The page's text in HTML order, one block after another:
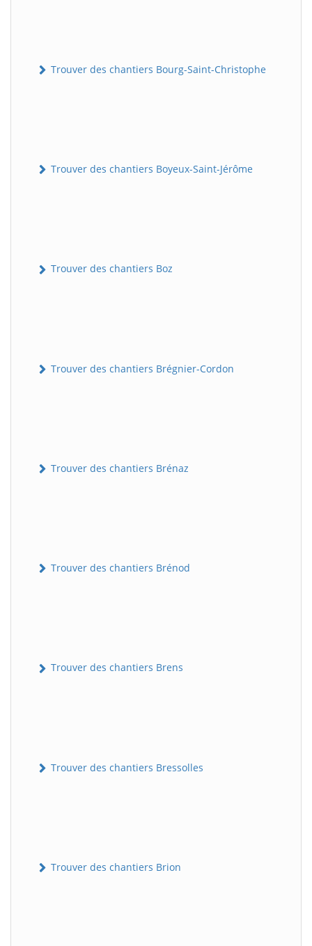
Trouver des chantiers Bourg-Saint-Christophe
Trouver des chantiers Boyeux-Saint-Jérôme
Trouver des chantiers Boz
Trouver des chantiers Brégnier-Cordon
Trouver des chantiers Brénaz
Trouver des chantiers Brénod
Trouver des chantiers Brens
Trouver des chantiers Bressolles
Trouver des chantiers Brion